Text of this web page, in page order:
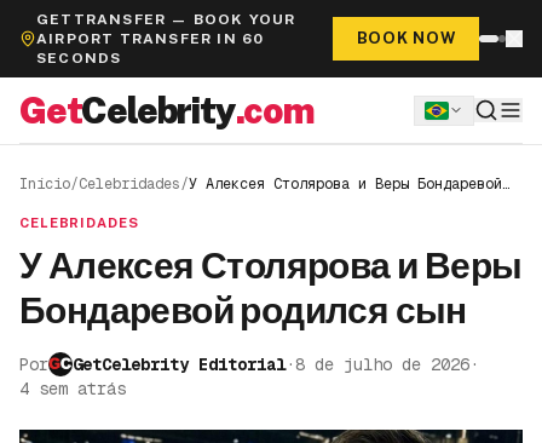
GETTRANSFER — BOOK YOUR
AIRPORT TRANSFER IN 60
SECONDS
BOOK NOW
GetCelebrity.com
Início/Celebridades/У Алексея Столярова и Веры Бондаревой
CELEBRIDADES
У Алексея Столярова и Веры
Бондаревой родился сын
Por GetCelebrity Editorial· 8 de julho de 2026·
4 sem atrás